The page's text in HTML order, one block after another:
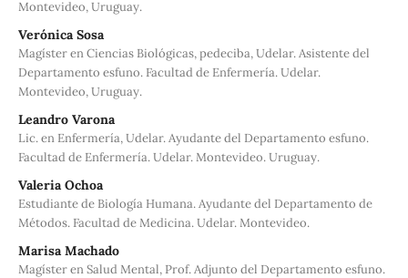
Montevideo, Uruguay.
Verónica Sosa
Magíster en Ciencias Biológicas, pedeciba, Udelar. Asistente del
Departamento esfuno. Facultad de Enfermería. Udelar.
Montevideo, Uruguay.
Leandro Varona
Lic. en Enfermería, Udelar. Ayudante del Departamento esfuno.
Facultad de Enfermería. Udelar. Montevideo. Uruguay.
Valeria Ochoa
Estudiante de Biología Humana. Ayudante del Departamento de
Métodos. Facultad de Medicina. Udelar. Montevideo.
Marisa Machado
Magíster en Salud Mental, Prof. Adjunto del Departamento esfuno.